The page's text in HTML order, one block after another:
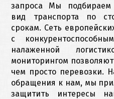
запроса Мы подбираем
вид транспорта по
срокам. Сеть
с
налаженной
мониторингом
чем просто перевозки.
обращения к нам, мы
защитить интересы